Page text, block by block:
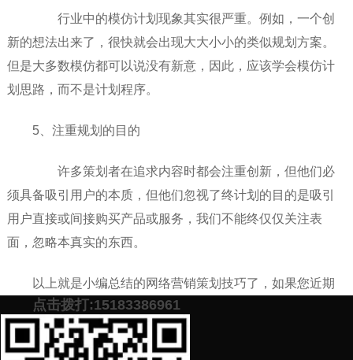
行业中的模仿计划现象其实很严重。例如，一个创
新的想法出来了，很快就会出现大大小小的类似规划方案。
但是大多数模仿都可以说没有新意，因此，应该学会模仿计
划思路，而不是计划程序。
5、注重规划的目的
许多策划者在追求内容时都会注重创新，但他们必
须具备吸引用户的本质，但他们忽视了终计划的目的是吸引
用户直接或间接购买产品或服务，我们不能终仅仅关注表
面，忽略本真实的东西。
以上就是小编总结的网络营销策划技巧了，如果您近期
也有遇到网络营销策划方面的问题就加下面微信，免费提供
高效的网络营销策划方案。
点击拨打:15183386961